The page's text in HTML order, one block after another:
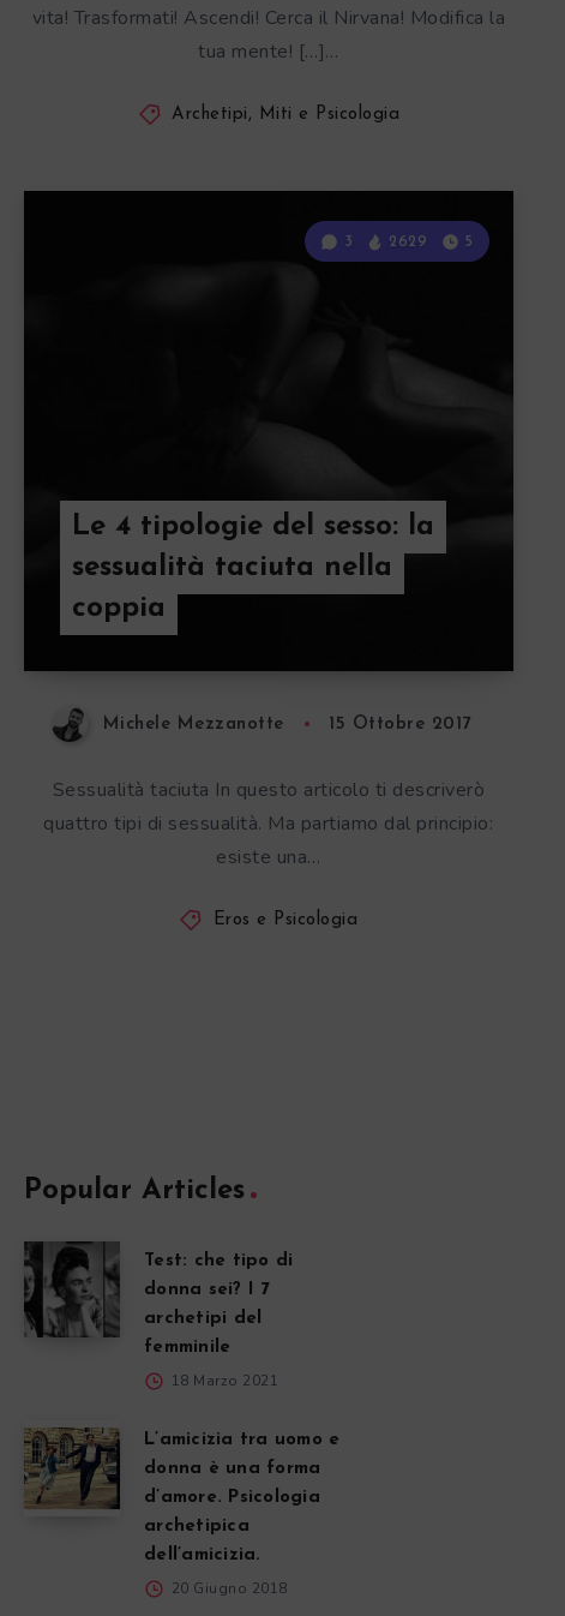
vita! Trasformati! Ascendi! Cerca il Nirvana! Modifica la
tua mente! […]…
Archetipi, Miti e Psicologia
Le 4 tipologie del sesso: la
sessualità taciuta nella
coppia
3 2629 5
Michele Mezzanotte 15 Ottobre 2017
Sessualità taciuta In questo articolo ti descriverò
quattro tipi di sessualità. Ma partiamo dal principio:
esiste una…
Eros e Psicologia
Popular Articles
Test: che tipo di
donna sei? I 7
archetipi del
femminile
18 Marzo 2021
L’amicizia tra uomo e
donna è una forma
d’amore. Psicologia
archetipica
dell’amicizia.
20 Giugno 2018